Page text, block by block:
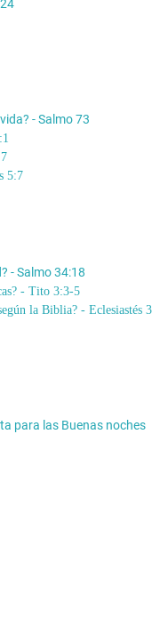
- Salmo 73
5:7
- Salmo 34:18
- Tito 3:3-5
la Biblia? - Eclesiastés 3
para las Buenas noches